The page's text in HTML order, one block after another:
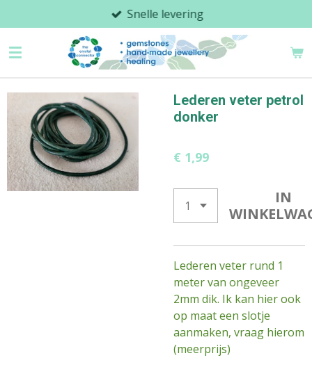
direct
naar
Snelle levering
Lederen veter petrol
donker
€ 1,99
IN
Lederen veter rund 1
meter van ongeveer
2mm dik. Ik kan hier ook
op maat een slotje
aanmaken, vraag hierom
(meerprijs)